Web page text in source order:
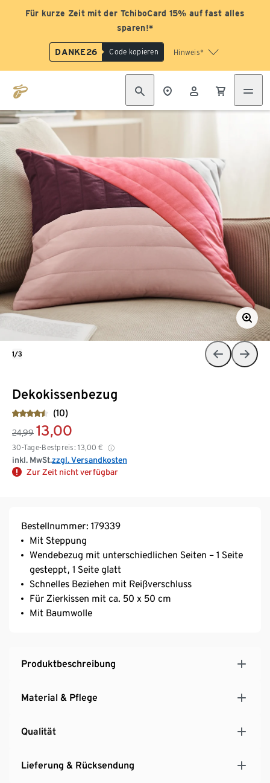
Für kurze Zeit mit der TchiboCard 15% auf fast alles
sparen!*
DANKE26 Code kopieren Hinweis*
Dekokissenbezug
(10)
24,99 13,00
30-Tage-Bestpreis: 13,00 €
inkl. MwSt.zzgl. Versandkosten
Zur Zeit nicht verfügbar
1/3
Bestellnummer: 179339
Mit Steppung
Wendebezug mit unterschiedlichen Seiten – 1 Seite
gesteppt, 1 Seite glatt
Schnelles Beziehen mit Reißverschluss
Für Zierkissen mit ca. 50 x 50 cm
Mit Baumwolle
Produktbeschreibung
Material & Pflege
Qualität
Lieferung & Rücksendung